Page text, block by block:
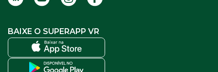
BAIXE O SUPERAPP VR